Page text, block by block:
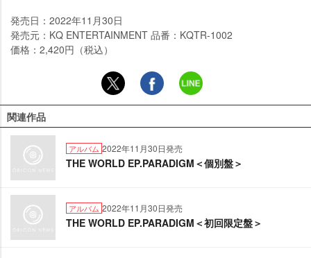
発売日：2022年11月30日
発売元：KQ ENTERTAINMENT 品番：KQTR-1002
価格：2,420円（税込）
関連作品
アルバム 2022年11月30日発売
THE WORLD EP.PARADIGM＜個別盤＞
アルバム 2022年11月30日発売
THE WORLD EP.PARADIGM＜初回限定盤＞